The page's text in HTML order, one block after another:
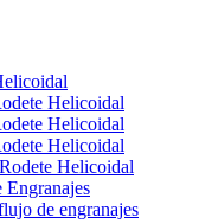
Helicoidal
Helicoidal
Helicoidal
Helicoidal
de engranajes